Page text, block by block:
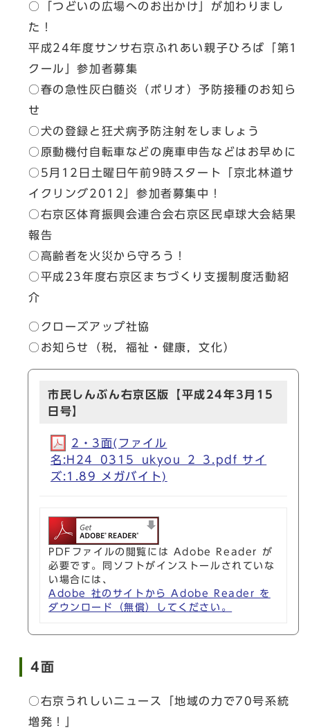
○「つどいの広場へのお出かけ」が加わりまし
た！
平成24年度サンサ右京ふれあい親子ひろば「第1
クール」参加者募集
○春の急性灰白髄炎（ポリオ）予防接種のお知ら
せ
○犬の登録と狂犬病予防注射をしましょう
○原動機付自転車などの廃車申告などはお早めに
○5月12日土曜日午前9時スタート「京北林道サ
イクリング2012」参加者募集中！
○右京区体育振興会連合会右京区民卓球大会結果
報告
○高齢者を火災から守ろう！
○平成23年度右京区まちづくり支援制度活動紹
介
○クローズアップ社協
○お知らせ（税，福祉・健康，文化）
市民しんぶん右京区版【平成24年3月15
日号】
2・3面(ファイル
名:H24_0315_ukyou_2_3.pdf サイ
ズ:1.89 メガバイト)
PDFファイルの閲覧には Adobe Reader が
必要です。同ソフトがインストールされていな
い場合には、
Adobe 社のサイトから Adobe Reader を
ダウンロード（無償）してください。
4面
○右京うれしいニュース「地域の力で70号系統
増発！」